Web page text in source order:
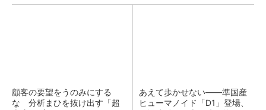
顧客の要望をうのみにする
な 分析まひを抜け出す「超
あえて歩かせない――準国産
ヒューマノイド「D1」登場、